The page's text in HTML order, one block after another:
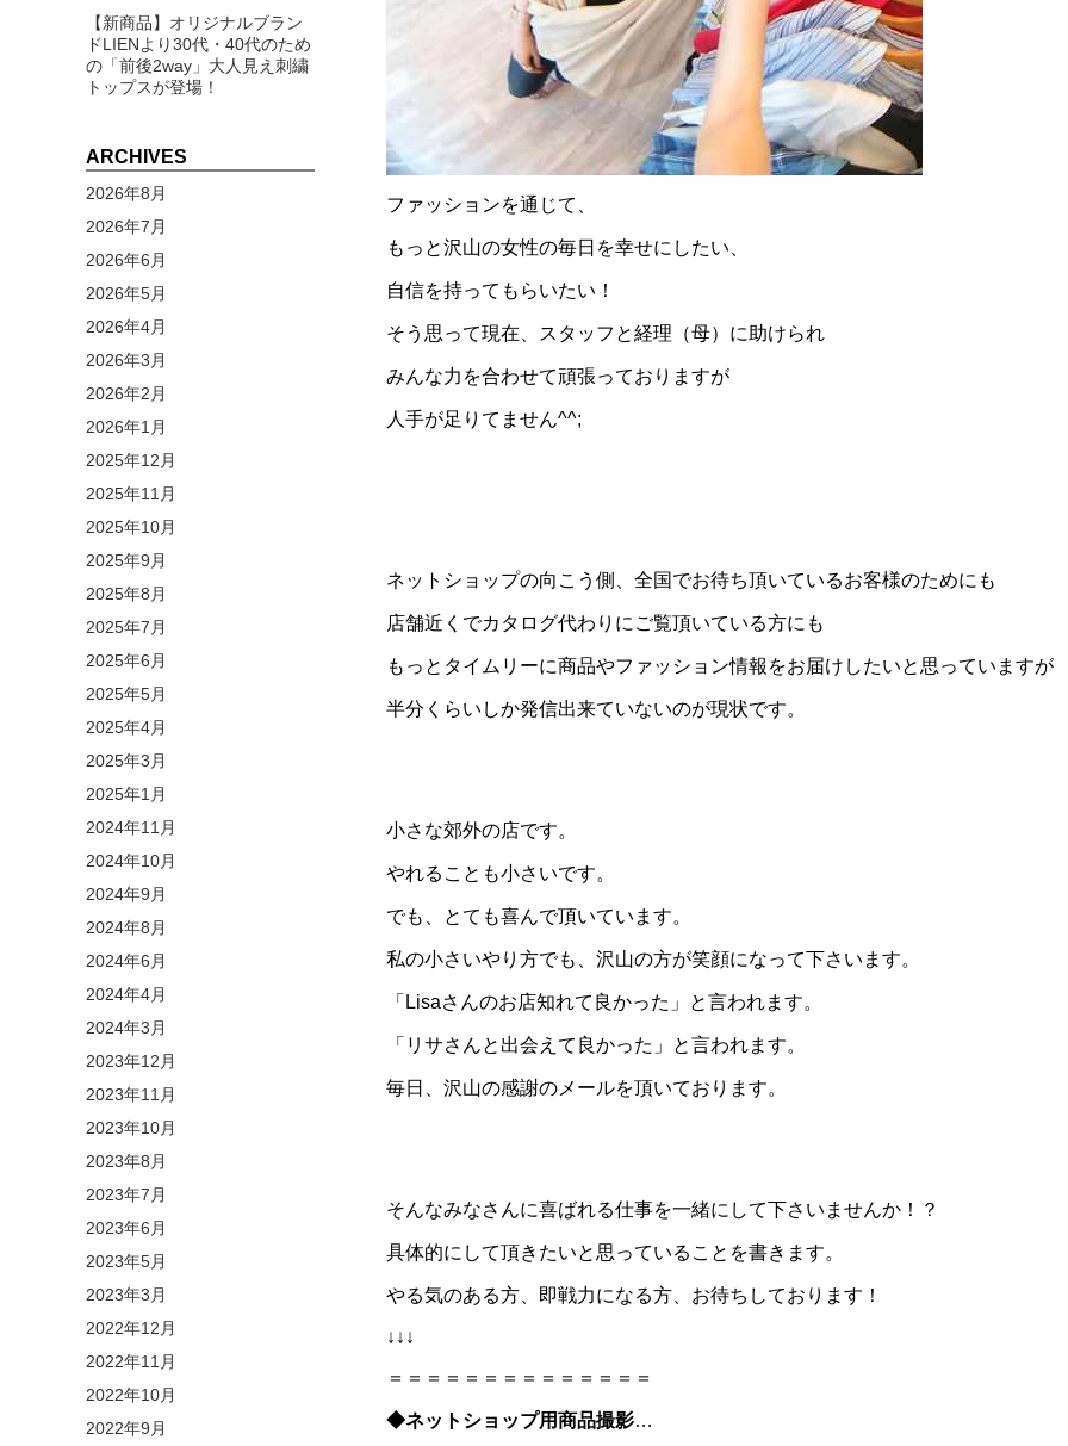
ファッションを通じて、
もっと沢山の女性の毎日を幸せにしたい、
自信を持ってもらいたい！
そう思って現在、スタッフと経理（母）に助けられ
みんな力を合わせて頑張っておりますが
人手が足りてません^^;
ネットショップの向こう側、全国でお待ち頂いているお客様のためにも
店舗近くでカタログ代わりにご覧頂いている方にも
もっとタイムリーに商品やファッション情報をお届けしたいと思っていますが
半分くらいしか発信出来ていないのが現状です。
小さな郊外の店です。
やれることも小さいです。
でも、とても喜んで頂いています。
私の小さいやり方でも、沢山の方が笑顔になって下さいます。
「Lisaさんのお店知れて良かった」と言われます。
「リサさんと出会えて良かった」と言われます。
毎日、沢山の感謝のメールを頂いております。
そんなみなさんに喜ばれる仕事を一緒にして下さいませんか！？
具体的にして頂きたいと思っていることを書きます。
やる気のある方、即戦力になる方、お待ちしております！
↓↓↓
＝＝＝＝＝＝＝＝＝＝＝＝＝＝
◆ネットショップ用商品撮影…
【新商品】オリジナルブラン
ドLIENより30代・40代のため
の「前後2way」大人見え刺繍
トップスが登場！
ARCHIVES
2026年8月
2026年7月
2026年6月
2026年5月
2026年4月
2026年3月
2026年2月
2026年1月
2025年12月
2025年11月
2025年10月
2025年9月
2025年8月
2025年7月
2025年6月
2025年5月
2025年4月
2025年3月
2025年1月
2024年11月
2024年10月
2024年9月
2024年8月
2024年6月
2024年4月
2024年3月
2023年12月
2023年11月
2023年10月
2023年8月
2023年7月
2023年6月
2023年5月
2023年3月
2022年12月
2022年11月
2022年10月
2022年9月